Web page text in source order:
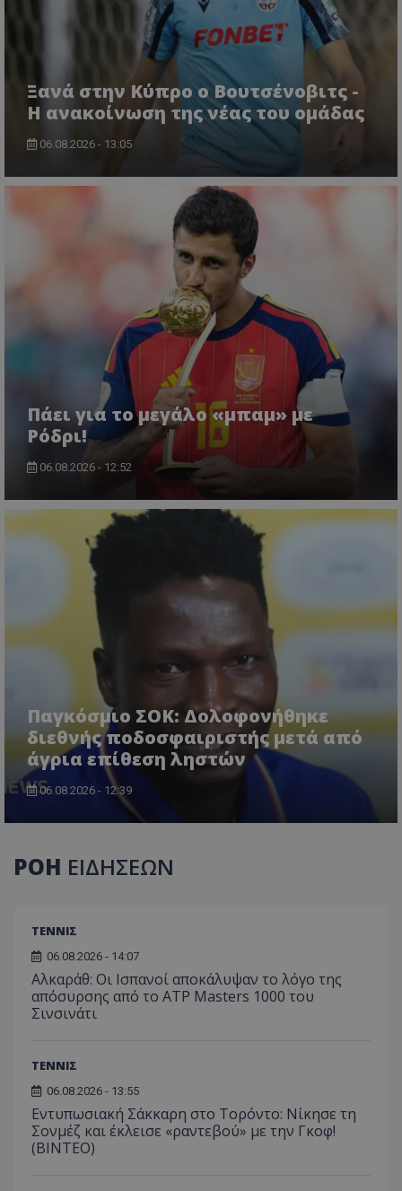
Ξανά στην Κύπρο ο Βουτσένοβιτς -
Η ανακοίνωση της νέας του ομάδας
06.08.2026 - 13:05
Πάει για το μεγάλο «μπαμ» με
Ρόδρι!
06.08.2026 - 12:52
Παγκόσμιο ΣΟΚ: Δολοφονήθηκε
διεθνής ποδοσφαιριστής μετά από
άγρια επίθεση ληστών
06.08.2026 - 12:39
ΡΟΗ ΕΙΔΗΣΕΩΝ
ΤΕΝΝΙΣ
06.08.2026 - 14:07
Αλκαράθ: Οι Ισπανοί αποκάλυψαν το λόγο της
απόσυρσης από το ATP Masters 1000 του
Σινσινάτι
ΤΕΝΝΙΣ
06.08.2026 - 13:55
Εντυπωσιακή Σάκκαρη στο Τορόντο: Νίκησε τη
Σονμέζ και έκλεισε «ραντεβού» με την Γκοφ!
(ΒΙΝΤΕΟ)